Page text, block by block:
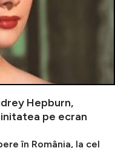
Hepburn,
pe ecran
în România, la cel